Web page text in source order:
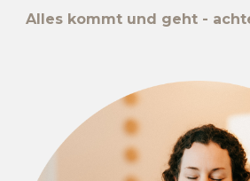
Alles kommt und geht -